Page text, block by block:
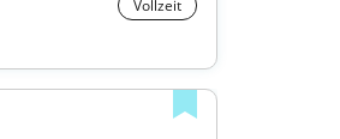
Vollzeit